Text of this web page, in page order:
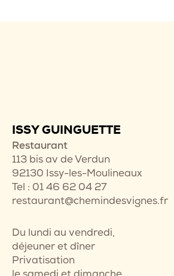
ISSY GUINGUETTE
Restaurant
113 bis av de Verdun
92130 Issy-les-Moulineaux
Tel : 01 46 62 04 27
restaurant@chemindesvignes.fr
Du lundi au vendredi,
déjeuner et dîner
Privatisation